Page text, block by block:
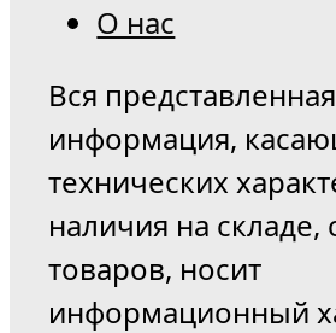
О нас
Вся
информация,
технических
наличия на складе,
товаров, носит
информационный